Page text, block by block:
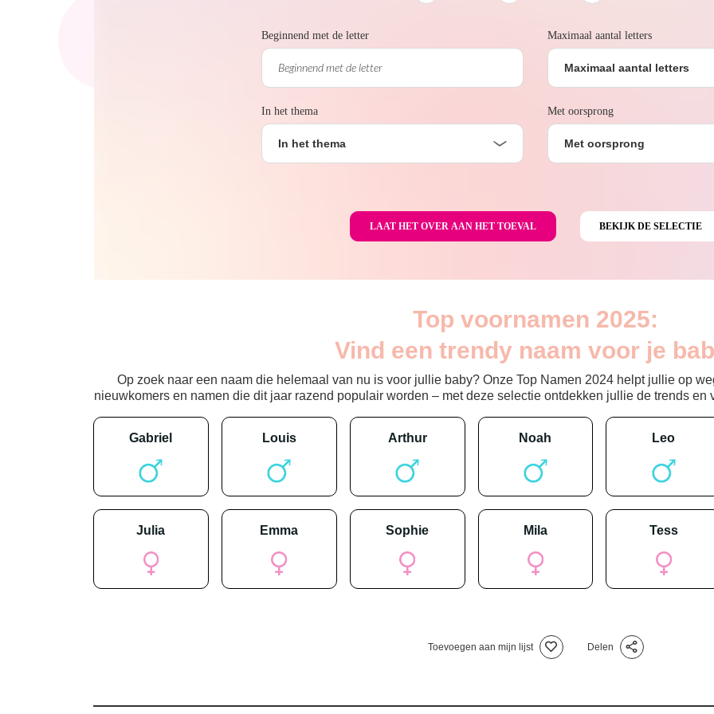
Beginnend met de letter Maximaal aantal letters
Maximaal aantal letters
In het thema
In het thema
Met oorsprong
Met oorsprong
Top voornamen 2025:
Vind een trendy naam voor je
Op zoek naar een naam die helemaal van nu is voor jullie baby? Onze Top Namen 2024 helpt jullie op
nieuwkomers en namen die dit jaar razend populair worden – met deze selectie ontdekken jullie de trends
gabriel louis arthur noah leo
julia emma sophie mila tess
Toevoegen aan mijn lijst Delen